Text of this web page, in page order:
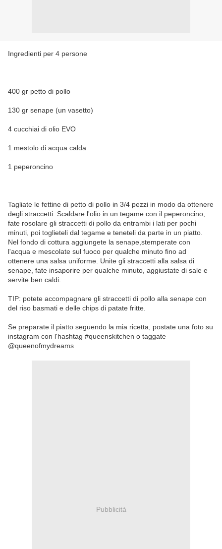
Ingredienti per 4 persone
400 gr petto di pollo
130 gr senape (un vasetto)
4 cucchiai di olio EVO
1 mestolo di acqua calda
1 peperoncino
Tagliate le fettine di petto di pollo in 3/4 pezzi in modo da ottenere
degli straccetti. Scaldare l'olio in un tegame con il peperoncino,
fate rosolare gli straccetti di pollo da entrambi i lati per pochi
minuti, poi toglieteli dal tegame e teneteli da parte in un piatto.
Nel fondo di cottura aggiungete la senape,stemperate con
l'acqua e mescolate sul fuoco per qualche minuto fino ad
ottenere una salsa uniforme. Unite gli straccetti alla salsa di
senape, fate insaporire per qualche minuto, aggiustate di sale e
servite ben caldi.
TIP: potete accompagnare gli straccetti di pollo alla senape con
del riso basmati e delle chips di patate fritte.
Se preparate il piatto seguendo la mia ricetta, postate una foto su
instagram con l'hashtag #queenskitchen o taggate
@queenofmydreams
Pubblicità